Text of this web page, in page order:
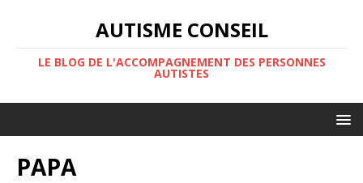
AUTISME CONSEIL
LE BLOG DE L'ACCOMPAGNEMENT DES PERSONNES
AUTISTES
PAPA